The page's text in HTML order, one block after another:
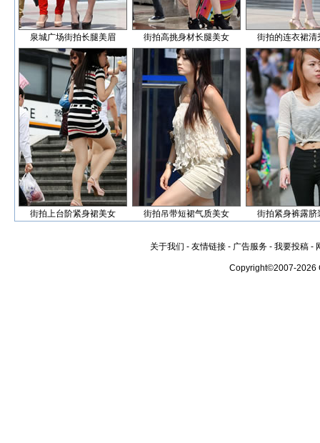
泉城广场街拍长腿美眉 街拍高挑身材长腿美女 街拍的连衣裙清
街拍上台阶紧身裙美女 街拍吊带短裙气质美女 街拍紧身裤露脐
关于我们 - 友情链接 - 广告服务 - 我要投稿 -
Copyright©2007-2026